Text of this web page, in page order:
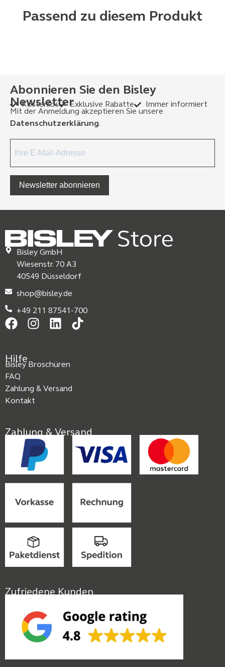
Passend zu diesem Produkt
Abonnieren Sie den Bisley
Newsletter
Kostenlos Exklusive Rabatte
Immer informiert
Mit der Anmeldung akzeptieren Sie unsere
Datenschutzerklärung.
Newsletter abonnieren
Bisley GmbH
Wiesenstr. 70 A3
40549 Düsseldorf
shop@bisley.de
+49 211 87541-700
Hilfe
Bisley Broschüren
FAQ
Zahlung & Versand
Kontakt
Zahlung & Versand
Zufriedene Kunden